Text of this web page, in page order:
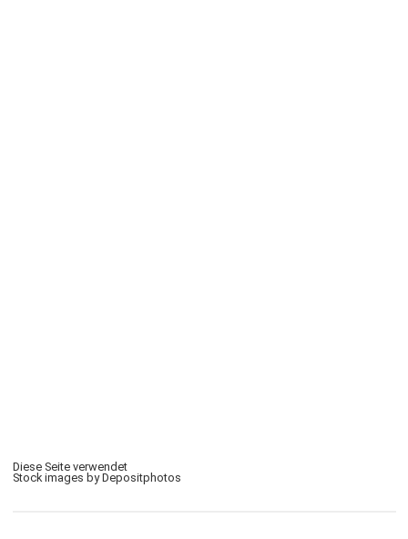
Diese Seite verwendet
Stock images by Depositphotos